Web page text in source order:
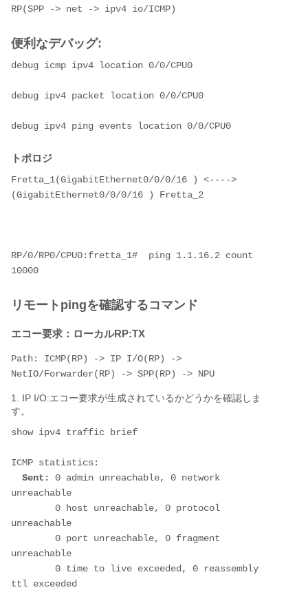
RP(SPP -> net -> ipv4 io/ICMP)
便利なデバッグ:
debug icmp ipv4 location 0/0/CPU0
debug ipv4 packet location 0/0/CPU0
debug ipv4 ping events location 0/0/CPU0
トポロジ
Fretta_1(GigabitEthernet0/0/0/16 ) <---->
(GigabitEthernet0/0/0/16 ) Fretta_2
RP/0/RP0/CPU0:fretta_1#  ping 1.1.16.2 count
10000
リモートpingを確認するコマンド
エコー要求：ローカルRP:TX
Path: ICMP(RP) -> IP I/O(RP) ->
NetIO/Forwarder(RP) -> SPP(RP) -> NPU
1. IP I/O:エコー要求が生成されているかどうかを確認しま
す。
show ipv4 traffic brief
ICMP statistics:
Sent:
0 admin unreachable, 0 network
unreachable
0 host unreachable, 0 protocol
unreachable
0 port unreachable, 0 fragment
unreachable
0 time to live exceeded, 0 reassembly
ttl exceeded